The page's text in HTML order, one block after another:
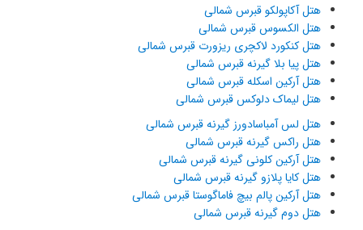
هتل آکاپولکو قبرس شمالی
هتل الکسوس قبرس شمالی
هتل کنکورد لاکچری ریزورت قبرس شمالی
هتل پیا بلا گیرنه قبرس شمالی
هتل آرکین اسکله قبرس شمالی
هتل لیماک دلوکس قبرس شمالی
هتل لس آمباسادورز گیرنه قبرس شمالی
هتل راکس گیرنه قبرس شمالی
هتل آرکین کلونی گیرنه قبرس شمالی
هتل کایا پلازو گیرنه قبرس شمالی
هتل آرکین پالم بیچ فاماگوستا قبرس شمالی
هتل دوم گیرنه قبرس شمالی